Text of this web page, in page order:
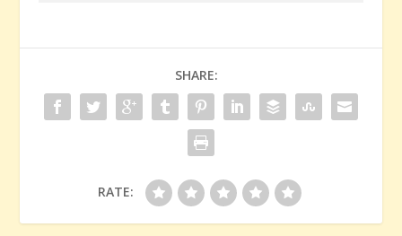
SHARE:
RATE: